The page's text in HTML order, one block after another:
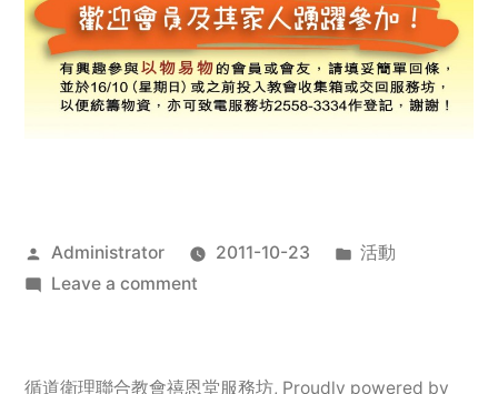
Posted
by
Administrator 2011-10-23
Posted
活動
Leave a commenton
服
循道衛理聯合教會禧恩堂服務坊, Proudly powered by